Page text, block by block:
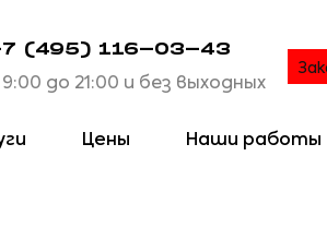
(495) 116-03-43
9:00 до 21:00 и без выходных
Цены Наши работы